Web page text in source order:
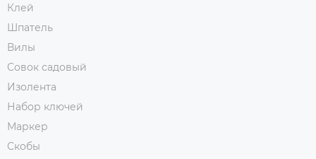
Клей
Шпатель
Вилы
Совок садовый
Изолента
Набор ключей
Маркер
Скобы